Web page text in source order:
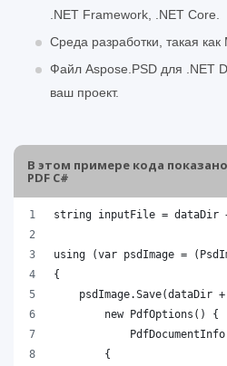
.NET Framework, .NET Core.
Среда разработки, такая
Файл Aspose.PSD для .NET
ваш проект.
В этом примере кода
PDF C#
string inputFile = dataDir
using (var psdImage =
{
psdImage.Save(dataDir
        new PdfOptions() {
        {